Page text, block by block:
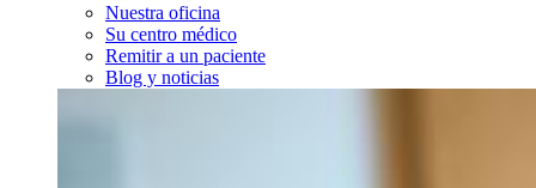
Nuestra oficina
Su centro médico
Remitir a un paciente
Blog y noticias